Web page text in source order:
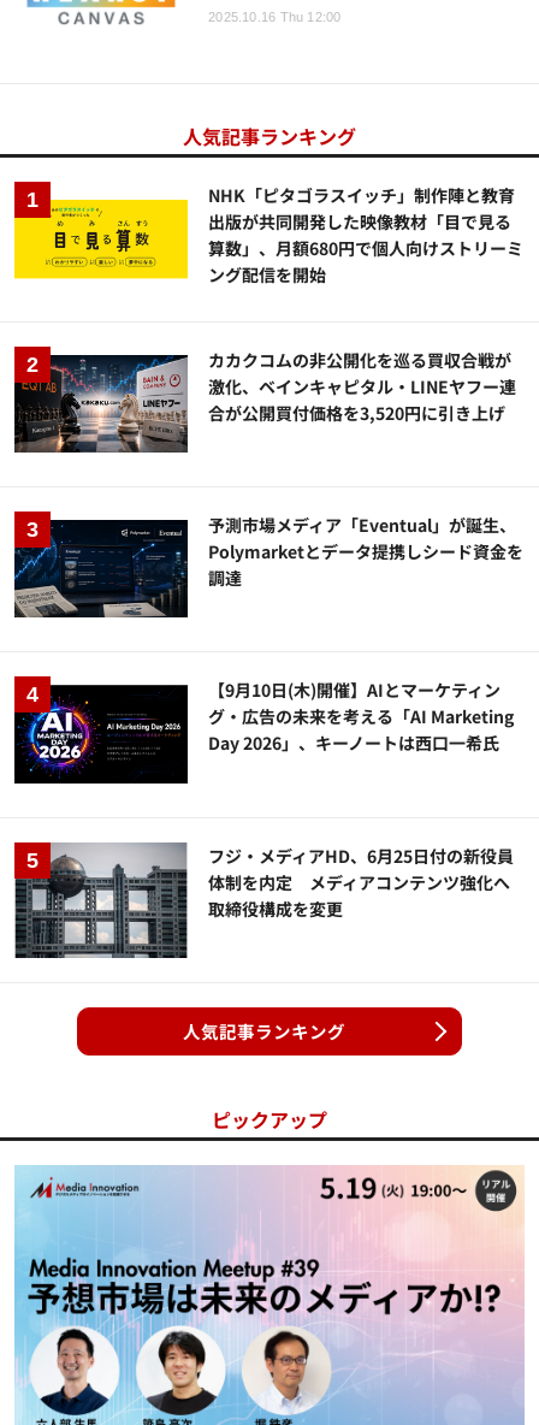
2025.10.16 Thu 12:00
人気記事ランキング
NHK「ピタゴラスイッチ」制作陣と教育
出版が共同開発した映像教材「目で見る
算数」、月額680円で個人向けストリーミ
ング配信を開始
カカクコムの非公開化を巡る買収合戦が
激化、ベインキャピタル・LINEヤフー連
合が公開買付価格を3,520円に引き上げ
予測市場メディア「Eventual」が誕生、
Polymarketとデータ提携しシード資金を
調達
【9月10日(木)開催】AIとマーケティン
グ・広告の未来を考える「AI Marketing
Day 2026」、キーノートは西口一希氏
フジ・メディアHD、6月25日付の新役員
体制を内定 メディアコンテンツ強化へ
取締役構成を変更
人気記事ランキング
ピックアップ